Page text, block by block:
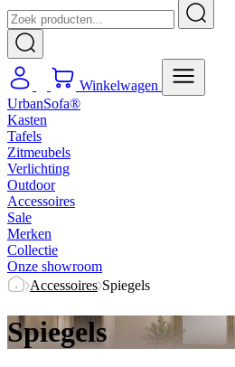
Winkelwagen
UrbanSofa®
Kasten
Tafels
Zitmeubels
Verlichting
Outdoor
Accessoires
Sale
Merken
Collectie
Onze showroom
Accessoires Spiegels
Spiegels